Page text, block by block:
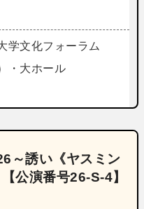
学文化フォーラム
・大ホール
～誘い《ヤスミン
公演番号26‐S‐4】